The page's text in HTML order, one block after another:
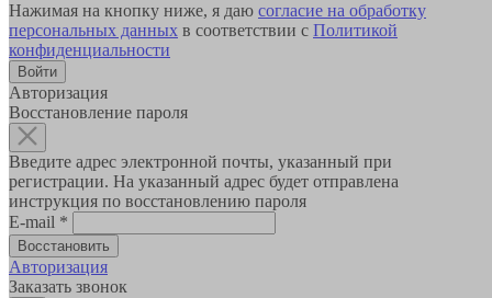
Нажимая на кнопку ниже, я даю согласие на обработку
персональных данных в соответствии с Политикой
конфиденциальности
Авторизация
Восстановление пароля
Введите адрес электронной почты, указанный при
регистрации. На указанный адрес будет отправлена
инструкция по восстановлению пароля
E-mail *
Авторизация
Заказать звонок